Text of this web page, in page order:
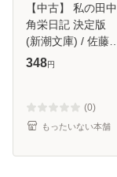
【中古】 私の田中
角栄日記 決定版
(新潮文庫) / 佐藤昭
子 / 新潮社 [文庫]
348円
(0)
もったいない本舗